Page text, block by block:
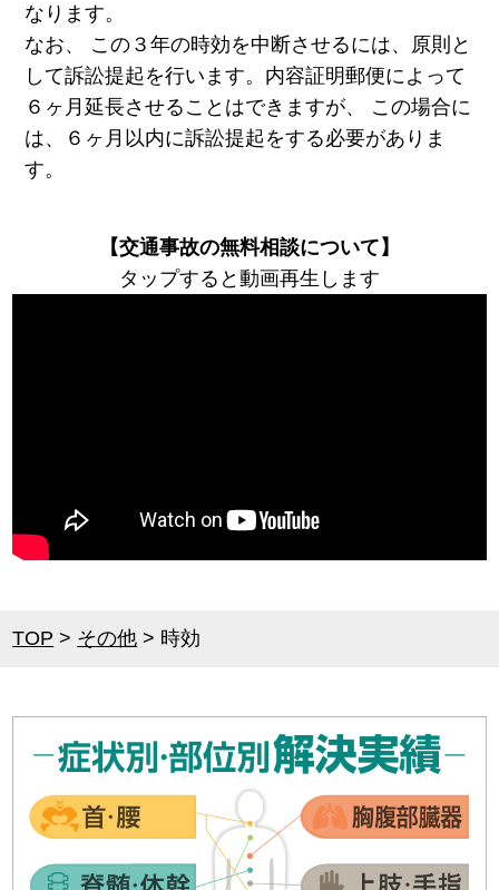
なります。
なお、 この３年の時効を中断させるには、原則と
して訴訟提起を行います。内容証明郵便によって
６ヶ月延長させることはできますが、 この場合に
は、６ヶ月以内に訴訟提起をする必要がありま
す。
【交通事故の無料相談について】
タップすると動画再生します
TOP > その他 > 時効